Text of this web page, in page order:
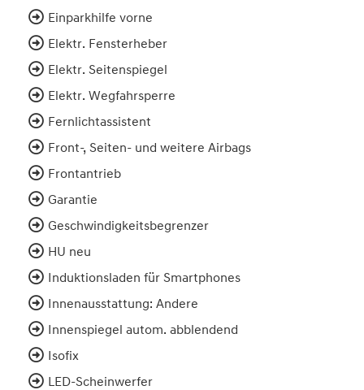
Einparkhilfe vorne
Elektr. Fensterheber
Elektr. Seitenspiegel
Elektr. Wegfahrsperre
Fernlichtassistent
Front-, Seiten- und weitere Airbags
Frontantrieb
Garantie
Geschwindigkeitsbegrenzer
HU neu
Induktionsladen für Smartphones
Innenausstattung: Andere
Innenspiegel autom. abblendend
Isofix
LED-Scheinwerfer